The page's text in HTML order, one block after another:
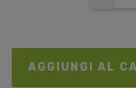
AGGIUNGI AL